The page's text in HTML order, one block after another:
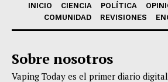
INICIO CIENCIA POLÍTICA
COMUNIDAD
REVISIONES
Sobre nosotros
Vaping Today es el primer diario